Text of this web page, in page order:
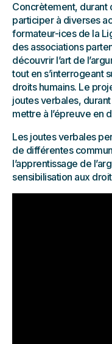
Concrètement, durant
participer à diverses
formateur-ices de la
des associations
découvrir l’art de
tout en s’interrogeant
droits humains. Le
joutes verbales,
mettre à l’épreuve en
Les joutes verbales
de différentes
l’apprentissage de
sensibilisation aux